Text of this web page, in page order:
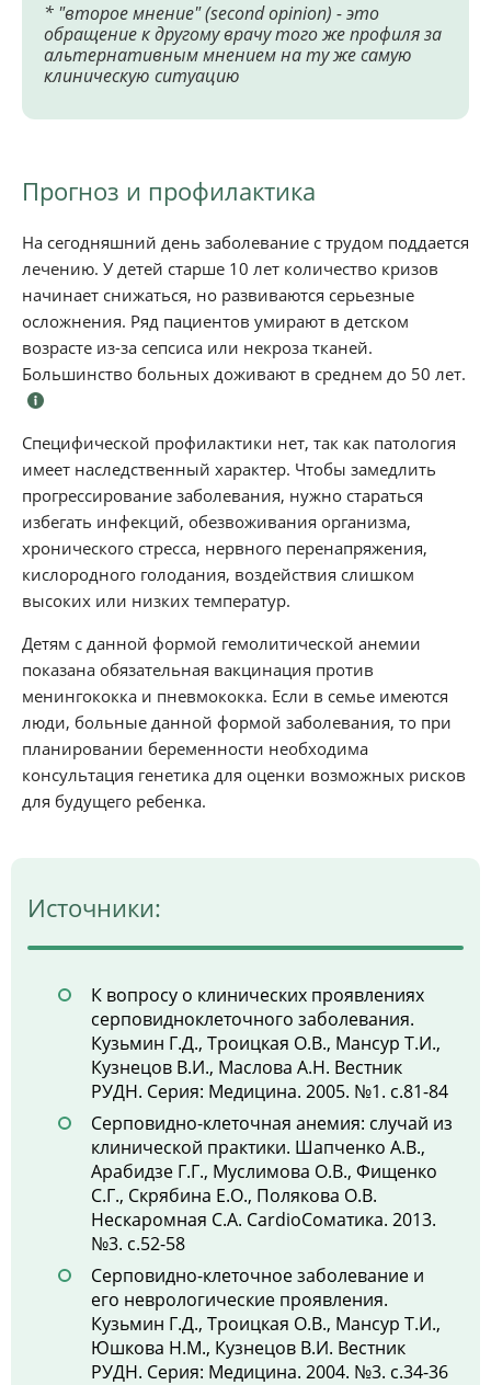
* "второе мнение" (second opinion) - это
обращение к другому врачу того же профиля за
альтернативным мнением на ту же самую
клиническую ситуацию
Прогноз и профилактика
На сегодняшний день заболевание с трудом поддается
лечению. У детей старше 10 лет количество кризов
начинает снижаться, но развиваются серьезные
осложнения. Ряд пациентов умирают в детском
возрасте из-за сепсиса или некроза тканей.
Большинство больных доживают в среднем до 50 лет.
Специфической профилактики нет, так как патология
имеет наследственный характер. Чтобы замедлить
прогрессирование заболевания, нужно стараться
избегать инфекций, обезвоживания организма,
хронического стресса, нервного перенапряжения,
кислородного голодания, воздействия слишком
высоких или низких температур.
Детям с данной формой гемолитической анемии
показана обязательная вакцинация против
менингококка и пневмококка. Если в семье имеются
люди, больные данной формой заболевания, то при
планировании беременности необходима
консультация генетика для оценки возможных рисков
для будущего ребенка.
Источники:
К вопросу о клинических проявлениях
серповидноклеточного заболевания.
Кузьмин Г.Д., Троицкая О.В., Мансур Т.И.,
Кузнецов В.И., Маслова А.Н. Вестник
РУДН. Серия: Медицина. 2005. №1. с.81-84
Серповидно-клеточная анемия: случай из
клинической практики. Шапченко А.В.,
Арабидзе Г.Г., Муслимова О.В., Фищенко
С.Г., Скрябина Е.О., Полякова О.В.
Нескаромная С.А. CardioСоматика. 2013.
№3. с.52-58
Серповидно-клеточное заболевание и
его неврологические проявления.
Кузьмин Г.Д., Троицкая О.В., Мансур Т.И.,
Юшкова Н.М., Кузнецов В.И. Вестник
РУДН. Серия: Медицина. 2004. №3. с.34-36